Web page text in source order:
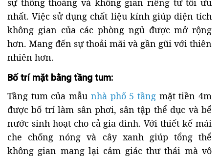
sự thông thoáng và không gian riêng tư tối ưu
nhất. Việc sử dụng chất liệu kính giúp diện tích
không gian của các phòng ngủ được mở rộng
hơn. Mang đến sự thoải mãi và gần gũi với thiên
nhiên hơn.
Bố trí mặt bằng tầng tum:
Tầng tum của mẫu nhà phố 5 tầngmặt tiền 4m
được bố trí làm sân phơi, sân tập thể dục và bể
nước sinh hoạt cho cả gia đình. Với thiết kế mái
che chống nóng và cây xanh giúp tổng thể
không gian mang lại cảm giác thư thái mà vô